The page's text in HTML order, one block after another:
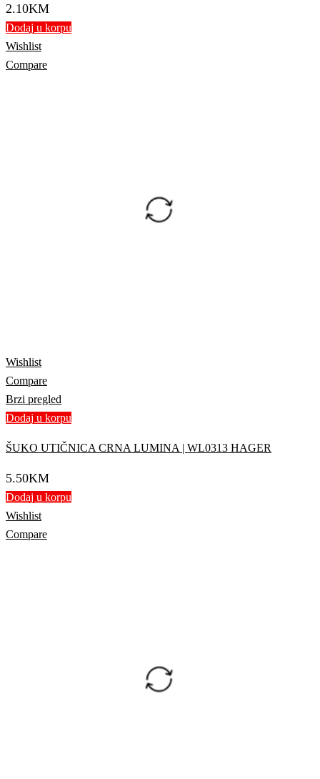
2.10KM
Dodaj u korpu
Wishlist
Compare
Wishlist
Compare
Brzi pregled
Dodaj u korpu
ŠUKO UTIČNICA CRNA LUMINA | WL0313 HAGER
5.50KM
Dodaj u korpu
Wishlist
Compare